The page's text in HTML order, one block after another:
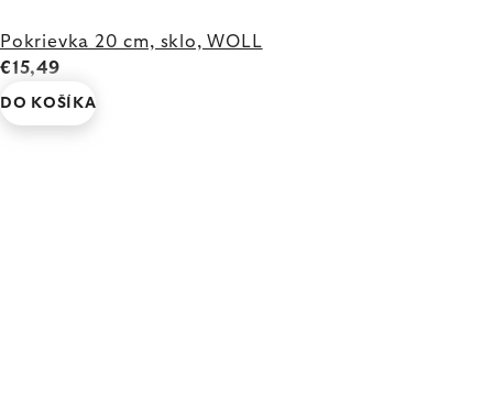
Pokrievka 20 cm, sklo, WOLL
€15,49
DO KOŠÍKA